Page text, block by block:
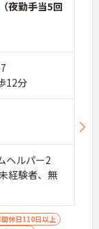
夜勤手当5回
12分
ヘルパー2
経験者、無
休日110日以上